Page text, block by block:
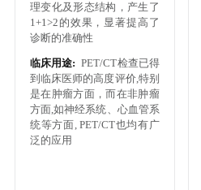
理变化及形态结构，产生了
1+1>2的效果，显著提高了
诊断的准确性
临床用途:
PET/CT检查已得
到临床医师的高度评价,特别
是在肿瘤方面，而在非肿瘤
方面,如神经系统、心血管系
统等方面, PET/CT也均有广
泛的应用